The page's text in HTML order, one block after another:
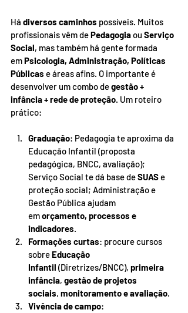
Há diversos caminhos possíveis. Muitos
profissionais vêm de Pedagogia ou Serviço
Social, mas também há gente formada
em Psicologia, Administração, Políticas
Públicas e áreas afins. O importante é
desenvolver um combo de gestão +
infância + rede de proteção. Um roteiro
prático:
Graduação: Pedagogia te aproxima da
Educação Infantil (proposta
pedagógica, BNCC, avaliação);
Serviço Social te dá base de SUAS e
proteção social; Administração e
Gestão Pública ajudam
em orçamento, processos e
indicadores.
Formações curtas: procure cursos
sobre Educação
Infantil (Diretrizes/BNCC), primeira
infância, gestão de projetos
sociais, monitoramento e avaliação.
Vivência de campo: